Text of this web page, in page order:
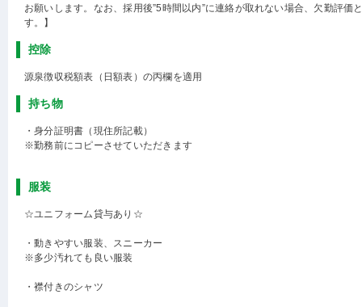
お願いします。なお、採用後”5時間以内”に連絡が取れない場合、欠勤評価
す。】
控除
源泉徴収税額表（日額表）の丙欄を適用
持ち物
・身分証明書（現住所記載）
※勤務前にコピーさせていただきます
服装
☆ユニフォーム貸与あり☆
・動きやすい服装、スニーカー
※多少汚れても良い服装
・襟付きのシャツ